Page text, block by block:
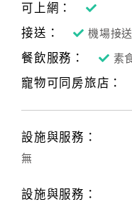
員
戶
客
絡
單
可上網：
接送：
機場接
餐飲服務： 素
寵物可同房旅店：
設施與服務：
無
設施與服務：